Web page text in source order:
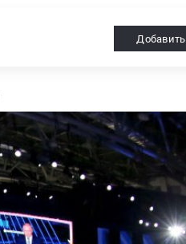
Добавить